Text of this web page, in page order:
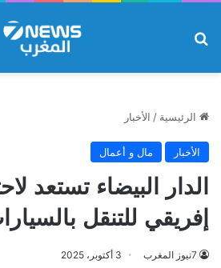
الرئيسية / الأخبار
الأخبار مال و أعمال
الدار البيضاء تستعد
إفريقي للتنقل
7نيوز المغرب 3 أكتوبر، 2025